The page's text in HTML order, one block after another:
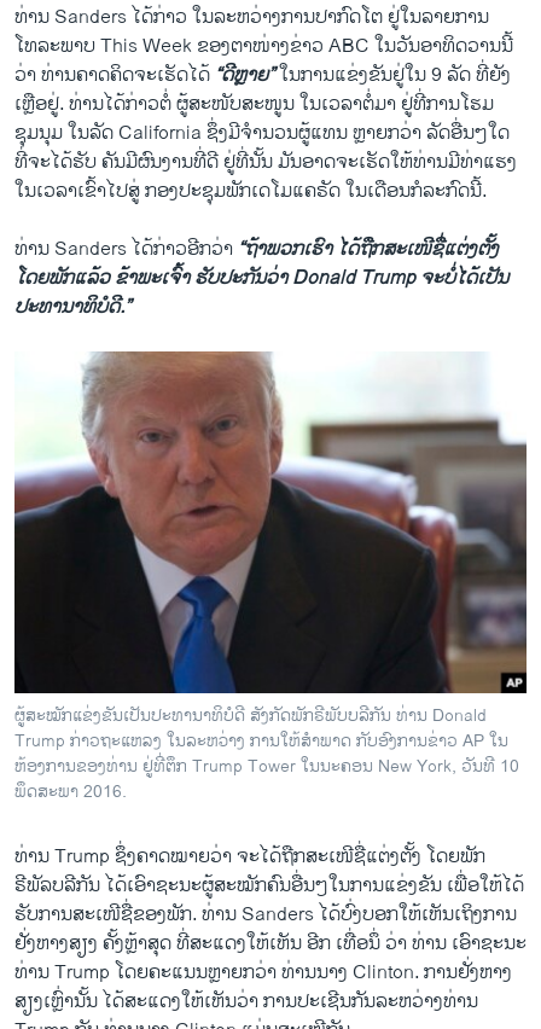
ທ່ານ Sanders ໄດ້ກ່າວ ໃນລະຫວ່າງການປາກົດໂຕ ຢູ່ໃນລາຍການ
ໂທລະພາບ This Week ຂອງຕາໜ່າງຂ່າວ ABC ໃນວັນອາທິດວານນີ້
ວ່າ ທ່ານຄາດຄິດຈະເຮັດໄດ້ “ດີຫຼາຍ”ໃນການແຂ່ງຂັນຢູ່ໃນ 9 ລັດ ທີ່ຍັງ
ເຫຼືອຢູ່. ທ່ານໄດ້ກ່າວຕໍ່ ຜູ້ສະໜັບສະໜູນ ​ໃນເວລາ​ຕໍ່​ມາ ຢູ່ທີ່ການໂຮມ
ຊຸມນຸມ ໃນລັດ California ຊຶ່ງມີຈຳນວນຜູ້ແທນ ຫຼາຍກວ່າ ລັດອື່ນໆໃດ
ທີ່ຈະໄດ້ຮັບ ຄັນມີຜົນງານທີ່ດີ ຢູ່ທີ່ນັ້ນ ມັນອາດຈະເຮັດໃຫ້ທ່ານມີທ່າແຮງ
ໃນເວລາເຂົ້າໄປສູ່ ກອງປະຊຸມພັກເດໂມແຄຣັດ ໃນເດືອນກໍລະກົດນີ້.
ທ່ານ Sanders ໄດ້ກ່າວອີກວ່າ “ຖ້າພວກເຮົາ ໄດ້ຖືກສະເໜີຊື່​ແຕ່ງຕັ້ງ
ໂດຍພັກແລ້ວ ຂ້າພະເຈົ້າ ຮັບປະກັນວ່າ Donald Trump ຈະບໍ່ໄດ້ເປັນ
ປະທານາທິບໍດີ.”
ຜູ້ສະໝັກແຂ່ງຂັນເປັນປະທານາທິບໍດີ ສັງກັດພັກຣີພັບບລີກັນ ທ່ານ Donald
Trump ກ່າວຖະແຫລງ ໃນລະຫວ່າງ ການໃຫ້ສຳພາດ ກັບອົງການຂ່າວ AP ໃນ
ຫ້ອງການຂອງທ່ານ ຢູ່ທີ່ຕຶກ Trump Tower ໃນນະຄອນ New York, ວັນທີ 10
ພຶດສະພາ 2016.
ທ່ານ Trump ຊຶ່ງຄາດໝາຍວ່າ ຈະໄດ້ຖືກສະເໜີຊື່​ແຕ່ງຕັ້ງ ໂດຍພັກ
ຣີພັລບລີກັນ ​ໄດ້​ເອົາ​ຊະນະ​ຜູ້​ສະໝັກ​ຄົນ​ອື່ນໆ​ໃນການແຂ່ງຂັນ ເພື່ອ​ໃຫ້ໄດ້
ຮັບການສະເໜີຊື່ຂອງພັກ. ທ່ານ Sanders ໄດ້ບົ່ງບອກໃຫ້ເຫັນເຖິງການ
ຢັ່ງຫາງສຽງ ຄັ້ງຫຼ້າສຸດ ທີ່ສະແດງໃຫ້ເຫັນ ອີກ ເທື່ອນຶ່ ວ່າ ທ່ານ ເອົາຊະນະ
ທ່ານ Trump ໂດຍຄະ​ແນນ​ຫຼາຍກວ່າ ທ່ານນາງ Clinton. ການຢັ່ງຫາງ
ສຽງເຫຼົ່ານັ້ນ ໄດ້ສະແດງໃຫ້ເຫັນວ່າ ການປະເຊີນກັນລະຫວ່າງທ່ານ